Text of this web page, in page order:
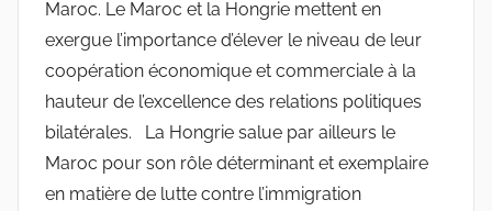
Maroc. Le Maroc et la Hongrie mettent en
exergue l’importance d’élever le niveau de leur
coopération économique et commerciale à la
hauteur de l’excellence des relations politiques
bilatérales. La Hongrie salue par ailleurs le
Maroc pour son rôle déterminant et exemplaire
en matière de lutte contre l’immigration